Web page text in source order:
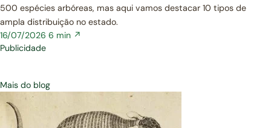
500 espécies arbóreas, mas aqui vamos destacar 10 tipos de
ampla distribuição no estado.
16/07/2026 6 min ↗
Publicidade
Mais do blog